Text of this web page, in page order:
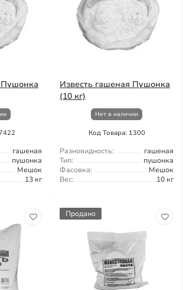
Пушонка
гашеная
пушонка
Мешок
13 кг
Известь гашеная Пушонка
(10 кг)
Нет в наличии
Код Товара: 1300
Разновидность:
гашеная
Тип:
пушонка
Фасовка:
Мешок
Вес:
10 кг
Продано